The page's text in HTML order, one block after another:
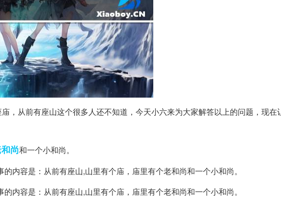
，从前有座山这个很多人还不知道，今天小六来为大家解答以上的问题，现在
尚和一个小和尚。
内容是：从前有座山,山里有个庙，庙里有个老和尚和一个小和尚。
内容是：从前有座山,山里有个庙，庙里有个老和尚和一个小和尚。